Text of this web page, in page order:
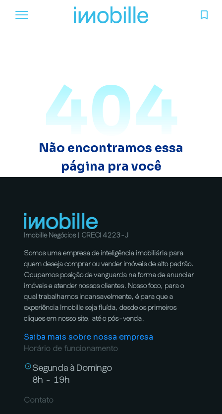
404
Não encontramos essa
página pra você
Imobille Negócios | CRECI 4223-J
Somos uma empresa de inteligência imobiliária para
quem deseja comprar ou vender imóveis de alto padrão.
Ocupamos posição de vanguarda na forma de anunciar
imóveis e atender nossos clientes. Nosso foco, para o
qual trabalhamos incansavelmente, é para que a
experiência Imobille seja fluída, desde os primeiros
cliques em nosso site, até o pós-venda.
Saiba mais sobre nossa empresa
Horário de funcionamento
Segunda à Domingo
8h - 19h
Contato